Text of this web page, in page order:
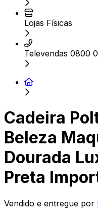
Lojas Físicas
Televendas 0800
Cadeira
Beleza
Dourada
Preta
Vendido e entregue por